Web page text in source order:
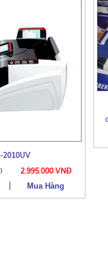
2010UV
2.995.000 VNĐ